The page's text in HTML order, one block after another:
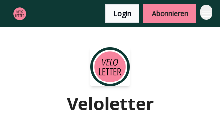
Login Abonnieren
Veloletter